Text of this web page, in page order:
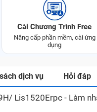
Cài Chương Trình Free
Nâng cấp phần mềm, cài ứng
dụng
dịch vụ Hỏi đáp
Lis1520Erpc - Làm